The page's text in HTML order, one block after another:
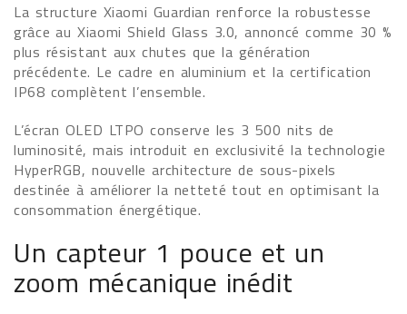
La structure Xiaomi Guardian renforce la robustesse
grâce au Xiaomi Shield Glass 3.0, annoncé comme 30 %
plus résistant aux chutes que la génération
précédente. Le cadre en aluminium et la certification
IP68 complètent l’ensemble.
L’écran OLED LTPO conserve les 3 500 nits de
luminosité, mais introduit en exclusivité la technologie
HyperRGB, nouvelle architecture de sous-pixels
destinée à améliorer la netteté tout en optimisant la
consommation énergétique.
Un capteur 1 pouce et un
zoom mécanique inédit